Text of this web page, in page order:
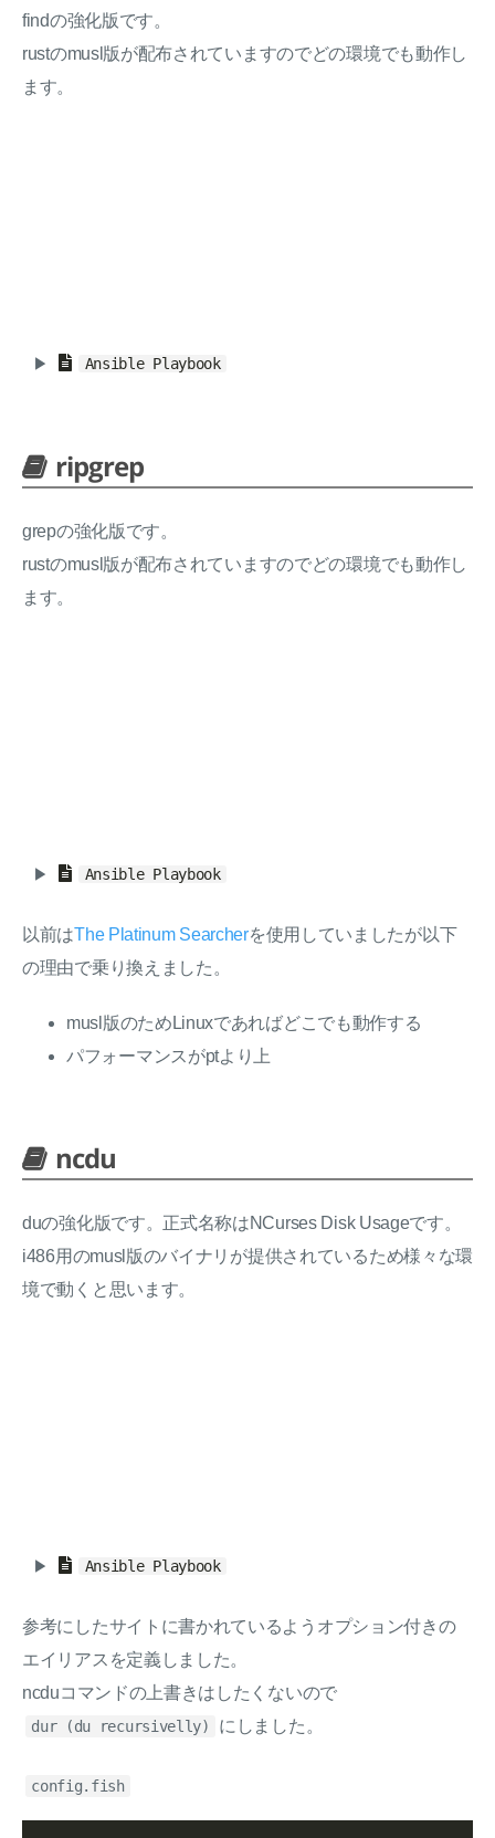
findの強化版です。
rustのmusl版が配布されていますのでどの環境でも動作し
ます。
Ansible Playbook
ripgrep
grepの強化版です。
rustのmusl版が配布されていますのでどの環境でも動作し
ます。
Ansible Playbook
以前はThe Platinum Searcherを使用していましたが以下
の理由で乗り換えました。
musl版のためLinuxであればどこでも動作する
パフォーマンスがptより上
ncdu
duの強化版です。正式名称はNCurses Disk Usageです。
i486用のmusl版のバイナリが提供されているため様々な環
境で動くと思います。
Ansible Playbook
参考にしたサイトに書かれているようオプション付きの
エイリアスを定義しました。
ncduコマンドの上書きはしたくないので
dur (du recursivelly) にしました。
config.fish